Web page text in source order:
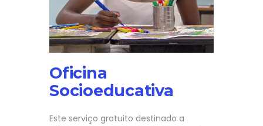
Oficina
Socioeducativa
Este serviço gratuito destinado a